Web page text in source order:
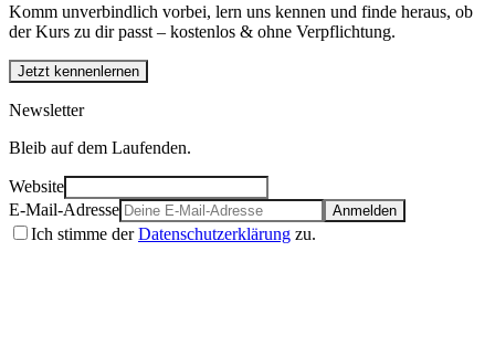
Komm unverbindlich vorbei, lern uns kennen und finde heraus, ob
der Kurs zu dir passt – kostenlos & ohne Verpflichtung.
Jetzt kennenlernen
Newsletter
Bleib auf dem Laufenden.
Website
E-Mail-Adresse
Anmelden
Ich stimme der Datenschutzerklärung zu.